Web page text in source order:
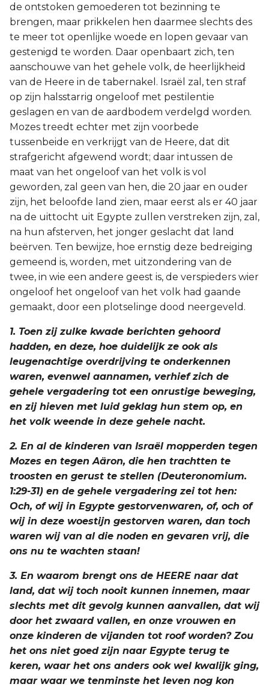
Éfeze
Filippenzen
Kolossenzen
1 Thessalonicenzen
2 Thessalonicenzen
1 Timótheüs
2 Timótheüs
Titus
Filémon
Hebreeën
1 Petrus
2 Petrus
1 Johannes
3 Johannes
Judas
Openbaring
de ontstoken gemoederen tot bezinning te
brengen, maar prikkelen hen daarmee slechts des
te meer tot openlijke woede en lopen gevaar van
gestenigd te worden. Daar openbaart zich, ten
aanschouwe van het gehele volk, de heerlijkheid
van de Heere in de tabernakel. Israël zal, ten straf
op zijn halsstarrig ongeloof met pestilentie
geslagen en van de aardbodem verdelgd worden.
Mozes treedt echter met zijn voorbede
tussenbeide en verkrijgt van de Heere, dat dit
strafgericht afgewend wordt; daar intussen de
maat van het ongeloof van het volk is vol
geworden, zal geen van hen, die 20 jaar en ouder
zijn, het beloofde land zien, maar eerst als er 40 jaar
na de uittocht uit Egypte zullen verstreken zijn, zal,
na hun afsterven, het jonger geslacht dat land
beërven. Ten bewijze, hoe ernstig deze bedreiging
gemeend is, worden, met uitzondering van de
twee, in wie een andere geest is, de verspieders wier
ongeloof het ongeloof van het volk had gaande
gemaakt, door een plotselinge dood neergeveld.
1. Toen zij zulke kwade berichten gehoord
hadden, en deze, hoe duidelijk ze ook als
leugenachtige overdrijving te onderkennen
waren, evenwel aannamen, verhief zich de
gehele vergadering tot een onrustige beweging,
en zij hieven met luid geklag hun stem op, en
het volk weende in deze gehele nacht.
2. En al de kinderen van Israël mopperden tegen
Mozes en tegen Aäron, die hen trachtten te
troosten en gerust te stellen (Deuteronomium.
1:29-31) en de gehele vergadering zei tot hen:
Och, of wij in Egypte gestorvenwaren, of, och of
wij in deze woestijn gestorven waren, dan toch
waren wij van al die noden en gevaren vrij, die
ons nu te wachten staan!
3. En waarom brengt ons de HEERE naar dat
land, dat wij toch nooit kunnen innemen, maar
slechts met dit gevolg kunnen aanvallen, dat wij
door het zwaard vallen, en onze vrouwen en
onze kinderen de vijanden tot roof worden? Zou
het ons niet goed zijn naar Egypte terug te
keren, waar het ons anders ook wel kwalijk ging,
maar waar we tenminste het leven nog kon